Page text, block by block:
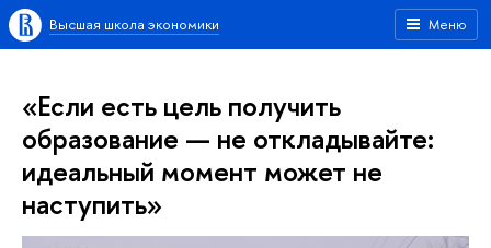
Меню
Высшая школа экономики
«Если есть цель получить
образование — не откладывайте:
идеальный момент может не
наступить»